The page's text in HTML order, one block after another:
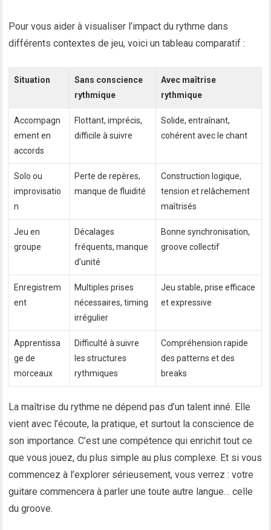
Pour vous aider à visualiser l’impact du rythme dans
différents contextes de jeu, voici un tableau comparatif :
Situation
Sans conscience
rythmique
Avec maîtrise
rythmique
Accompagn
ement en
accords
Flottant, imprécis,
difficile à suivre
Solide, entraînant,
cohérent avec le chant
Solo ou
improvisatio
n
Perte de repères,
manque de fluidité
Construction logique,
tension et relâchement
maîtrisés
Jeu en
groupe
Décalages
fréquents, manque
d’unité
Bonne synchronisation,
groove collectif
Enregistrem
ent
Multiples prises
nécessaires, timing
irrégulier
Jeu stable, prise efficace
et expressive
Apprentissa
ge de
morceaux
Difficulté à suivre
les structures
rythmiques
Compréhension rapide
des patterns et des
breaks
La maîtrise du rythme ne dépend pas d’un talent inné. Elle
vient avec l’écoute, la pratique, et surtout la conscience de
son importance. C’est une compétence qui enrichit tout ce
que vous jouez, du plus simple au plus complexe. Et si vous
commencez à l’explorer sérieusement, vous verrez : votre
guitare commencera à parler une toute autre langue… celle
du groove.